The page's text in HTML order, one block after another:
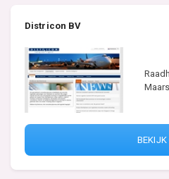
Districon BV
BEKIJK